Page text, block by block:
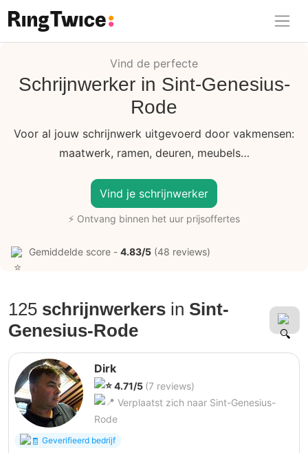
Ring Twice
Vind de perfecte
Schrijnwerker in Sint-Genesius-
Rode
Voor al jouw schrijnwerk uitgevoerd door vakmensen:
maatwerk, ramen, deuren, meubels…
Vind je schrijnwerker
⚡ Ontvang binnen het uur prijsoffertes
Gemiddelde score - 4.83/5 (48 reviews)
125 schrijnwerkers in Sint-
Genesius-Rode
Dirk
4.71/5 (7 reviews)
Verplaatst zich naar Sint-Genesius-
Rode
Geverifieerd bedrijf